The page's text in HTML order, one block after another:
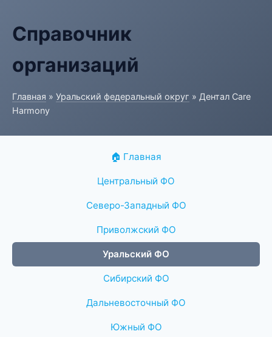
Справочник
организаций
Главная » Уральский федеральный округ » Дентал Care
Harmony
🏠 Главная
Центральный ФО
Северо-Западный ФО
Приволжский ФО
Уральский ФО
Сибирский ФО
Дальневосточный ФО
Южный ФО